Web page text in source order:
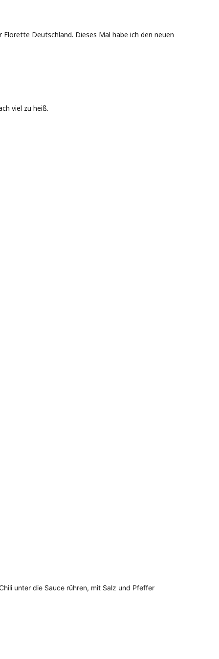
Deutschland. Dieses Mal habe ich den neuen
viel zu heiß.
unter die Sauce rühren, mit Salz und Pfeffer